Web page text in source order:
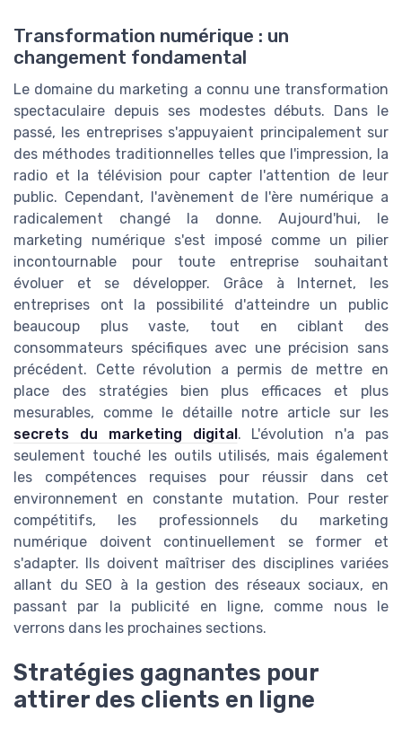
Transformation numérique : un
changement fondamental
Le domaine du marketing a connu une transformation
spectaculaire depuis ses modestes débuts. Dans le
passé, les entreprises s'appuyaient principalement sur
des méthodes traditionnelles telles que l'impression, la
radio et la télévision pour capter l'attention de leur
public. Cependant, l'avènement de l'ère numérique a
radicalement changé la donne. Aujourd'hui, le
marketing numérique s'est imposé comme un pilier
incontournable pour toute entreprise souhaitant
évoluer et se développer. Grâce à Internet, les
entreprises ont la possibilité d'atteindre un public
beaucoup plus vaste, tout en ciblant des
consommateurs spécifiques avec une précision sans
précédent. Cette révolution a permis de mettre en
place des stratégies bien plus efficaces et plus
mesurables, comme le détaille notre article sur les
secrets du marketing digital. L'évolution n'a pas
seulement touché les outils utilisés, mais également
les compétences requises pour réussir dans cet
environnement en constante mutation. Pour rester
compétitifs, les professionnels du marketing
numérique doivent continuellement se former et
s'adapter. Ils doivent maîtriser des disciplines variées
allant du SEO à la gestion des réseaux sociaux, en
passant par la publicité en ligne, comme nous le
verrons dans les prochaines sections.
Stratégies gagnantes pour
attirer des clients en ligne